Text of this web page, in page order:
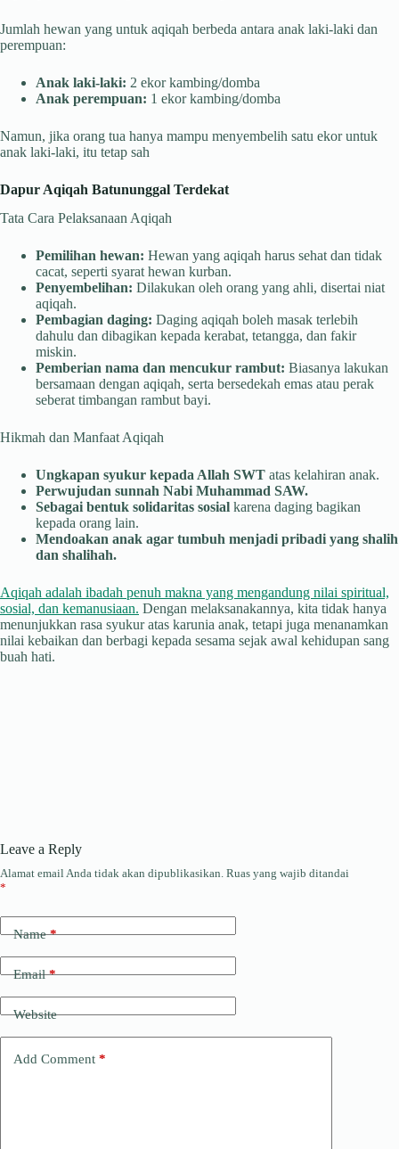
Jumlah hewan yang untuk aqiqah berbeda antara anak laki-laki dan
perempuan:
Anak laki-laki: 2 ekor kambing/domba
Anak perempuan: 1 ekor kambing/domba
Namun, jika orang tua hanya mampu menyembelih satu ekor untuk
anak laki-laki, itu tetap sah
Dapur Aqiqah Batununggal Terdekat
Tata Cara Pelaksanaan Aqiqah
Pemilihan hewan: Hewan yang aqiqah harus sehat dan tidak
cacat, seperti syarat hewan kurban.
Penyembelihan: Dilakukan oleh orang yang ahli, disertai niat
aqiqah.
Pembagian daging: Daging aqiqah boleh masak terlebih
dahulu dan dibagikan kepada kerabat, tetangga, dan fakir
miskin.
Pemberian nama dan mencukur rambut: Biasanya lakukan
bersamaan dengan aqiqah, serta bersedekah emas atau perak
seberat timbangan rambut bayi.
Hikmah dan Manfaat Aqiqah
Ungkapan syukur kepada Allah SWT atas kelahiran anak.
Perwujudan sunnah Nabi Muhammad SAW.
Sebagai bentuk solidaritas sosial karena daging bagikan
kepada orang lain.
Mendoakan anak agar tumbuh menjadi pribadi yang shalih
dan shalihah.
Aqiqah adalah ibadah penuh makna yang mengandung nilai spiritual,
sosial, dan kemanusiaan. Dengan melaksanakannya, kita tidak hanya
menunjukkan rasa syukur atas karunia anak, tetapi juga menanamkan
nilai kebaikan dan berbagi kepada sesama sejak awal kehidupan sang
buah hati.
Leave a Reply
Alamat email Anda tidak akan dipublikasikan. Ruas yang wajib ditandai
*
Name*
Email*
Website
Add Comment *